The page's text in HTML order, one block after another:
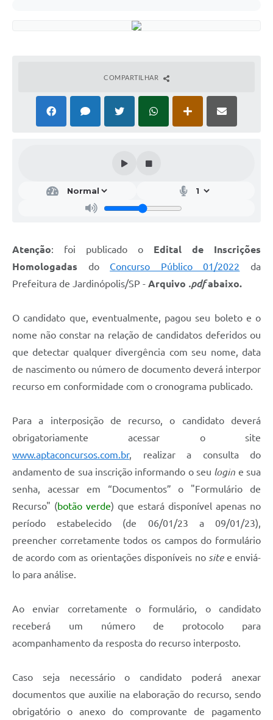
COMPARTILHAR
Atenção: foi publicado o Edital de Inscrições
Homologadas do Concurso Público 01/2022 da
Prefeitura de Jardinópolis/SP - Arquivo .pdfabaixo.
O candidato que, eventualmente, pagou seu boleto e o
nome não constar na relação de candidatos deferidos ou
que detectar qualquer divergência com seu nome, data
de nascimento ou número de documento deverá interpor
recurso em conformidade com o cronograma publicado.
Para a interposição de recurso, o candidato deverá
obrigatoriamente acessar o site
www.aptaconcursos.com.br, realizar a consulta do
andamento de sua inscrição informando o seu login e sua
senha, acessar em “Documentos” o "Formulário de
Recurso" (botão verde) que estará disponível apenas no
período estabelecido (de 06/01/23 a 09/01/23),
preencher corretamente todos os campos do formulário
de acordo com as orientações disponíveis no sitee enviá-
lo para análise.
Ao enviar corretamente o formulário, o candidato
receberá um número de protocolo para
acompanhamento da resposta do recurso interposto.
Caso seja necessário o candidato poderá anexar
documentos que auxilie na elaboração do recurso, sendo
obrigatório o anexo do comprovante de pagamento